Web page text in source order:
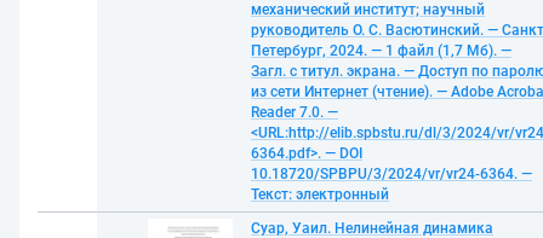
механический институт; научный
руководитель О. С. Васютинский. —
Петербург, 2024. — 1 файл (1,7 Мб). —
Загл. с титул. экрана. — Доступ по
из сети Интернет (чтение). — Adobe
Reader 7.0. —
<URL:http://elib.spbstu.ru/dl/3/2024/vr/
6364.pdf>. — DOI
10.18720/SPBPU/3/2024/vr/vr24-6364. —
Текст: электронный
Суар, Уаил. Нелинейная динамика